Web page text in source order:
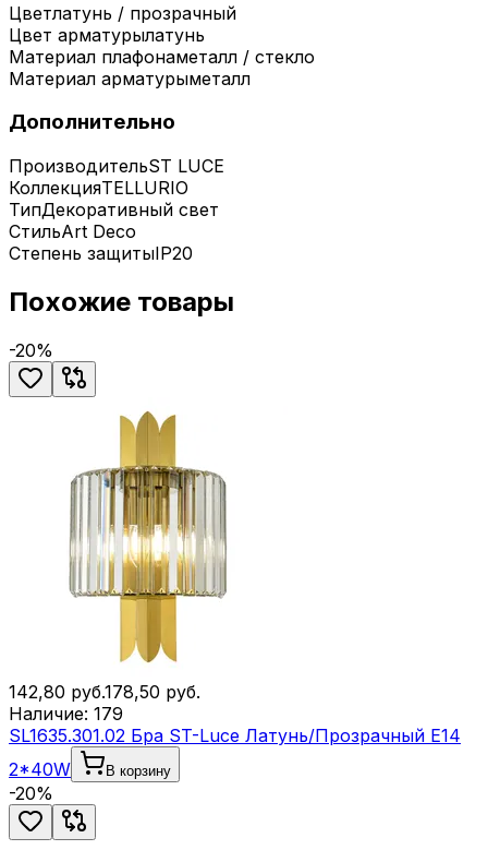
Цветлатунь / прозрачный
Цвет арматурылатунь
Материал плафонаметалл / стекло
Материал арматурыметалл
Дополнительно
ПроизводительST LUCE
КоллекцияTELLURIO
ТипДекоративный свет
СтильArt Deco
Степень защитыIP20
Похожие товары
-20%
142,80 руб.178,50 руб.
Наличие: 179
SL1635.301.02 Бра ST-Luce Латунь/Прозрачный E14
2*40W
В корзину
-20%